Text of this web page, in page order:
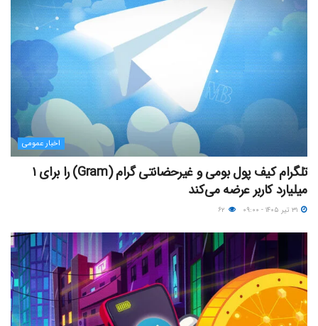
اخبار عمومی
تلگرام کیف پول بومی و غیرحضانتی گرام (Gram) را برای ۱
میلیارد کاربر عرضه می‌کند